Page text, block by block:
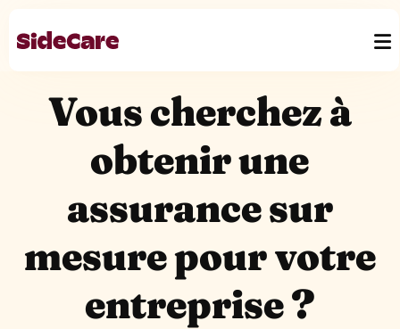
Vous cherchez à
obtenir une
assurance sur
mesure pour votre
entreprise ?